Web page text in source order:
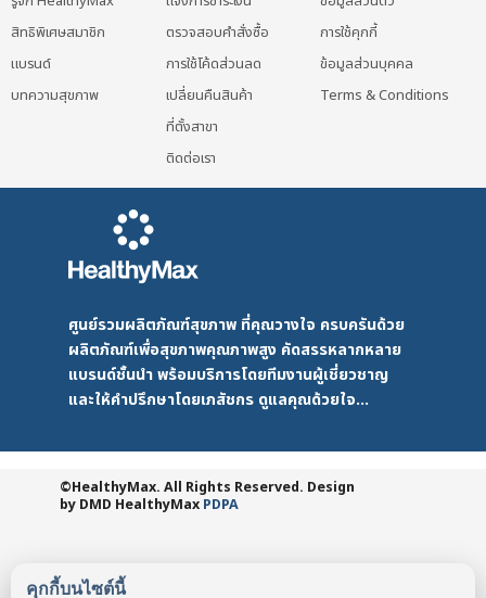
คุกกี้บนไซต์นี้
สิทธิพิเศษสมาชิก
แบรนด์
บทความสุขภาพ
ตรวจสอบคำสั่งซื้อ
การใช้โค้ดส่วนลด
เปลี่ยนคืนสินค้า
ที่ตั้งสาขา
ติดต่อเรา
การใช้คุกกี้
ข้อมูลส่วนบุคคล
Terms & Conditions
ศูนย์รวมผลิตภัณฑ์สุขภาพ ที่คุณวางใจ ครบครันด้วย
ผลิตภัณฑ์เพื่อสุขภาพคุณภาพสูง คัดสรรหลากหลาย
แบรนด์ชั้นนำ พร้อมบริการโดยทีมงานผู้เชี่ยวชาญ
และให้คำปรึกษาโดยเภสัชกร ดูแลคุณด้วยใจ...
©HealthyMax. All Rights Reserved. Design
by DMD HealthyMax PDPA